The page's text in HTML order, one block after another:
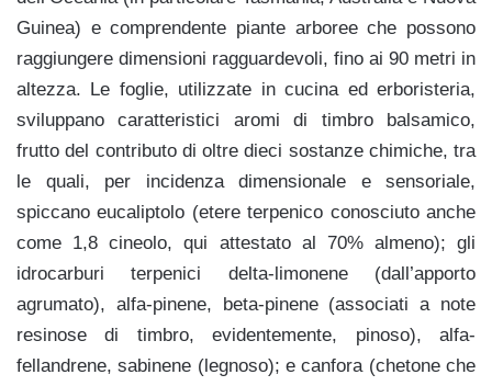
Guinea) e comprendente piante arboree che possono
raggiungere dimensioni ragguardevoli, fino ai 90 metri in
altezza. Le foglie, utilizzate in cucina ed erboristeria,
sviluppano caratteristici aromi di timbro balsamico,
frutto del contributo di oltre dieci sostanze chimiche, tra
le quali, per incidenza dimensionale e sensoriale,
spiccanoeucaliptolo (etere terpenico conosciuto anche
come 1,8 cineolo, qui attestato al 70% almeno); gli
idrocarburi terpenici delta-limonene (dall’apporto
agrumato), alfa-pinene, beta-pinene (associati a note
resinose di timbro, evidentemente, pinoso), alfa-
fellandrene, sabinene (legnoso); e canfora (chetone che